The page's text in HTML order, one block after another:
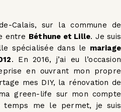
Calais, sur la commune de
entre Béthune et Lille. Je suis
spécialisée dans le mariage
. En 2016, j’ai eu l’occasion
en ouvrant mon propre
mes DIY, la rénovation de
green-life sur mon compte
temps me le permet, je suis